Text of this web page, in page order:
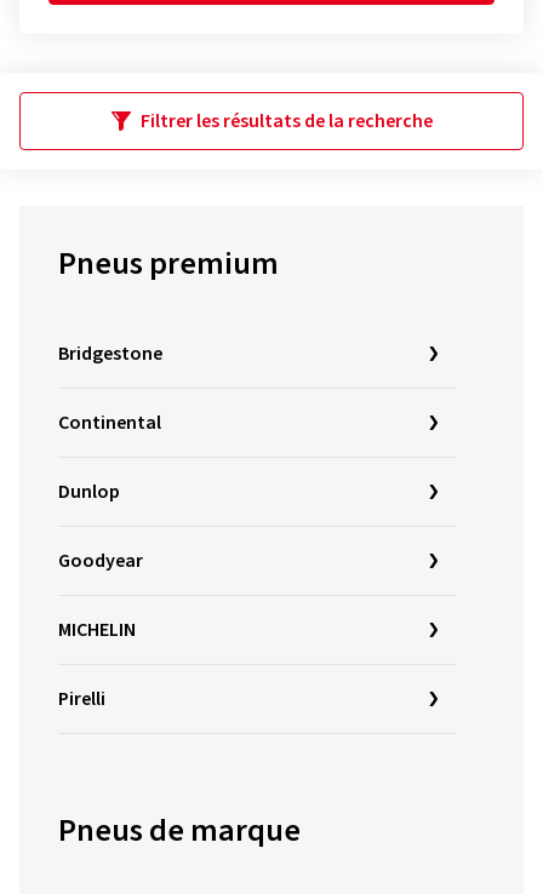
Filtrer les résultats de la recherche
Pneus premium
Bridgestone
Continental
Dunlop
Goodyear
MICHELIN
Pirelli
Pneus de marque